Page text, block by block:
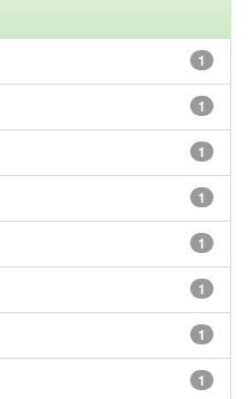
1
1
1
1
1
1
1
1